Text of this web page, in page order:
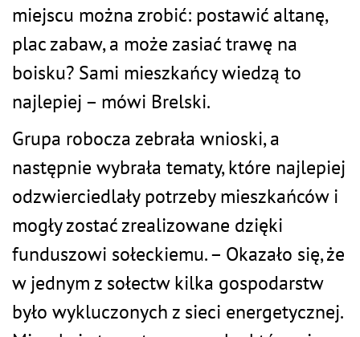
miejscu można zrobić: postawić altanę,
plac zabaw, a może zasiać trawę na
boisku? Sami mieszkańcy wiedzą to
najlepiej – mówi Brelski.
Grupa robocza zebrała wnioski, a
następnie wybrała tematy, które najlepiej
odzwierciedlały potrzeby mieszkańców i
mogły zostać zrealizowane dzięki
funduszowi sołeckiemu. – Okazało się, że
w jednym z sołectw kilka gospodarstw
było wykluczonych z sieci energetycznej.